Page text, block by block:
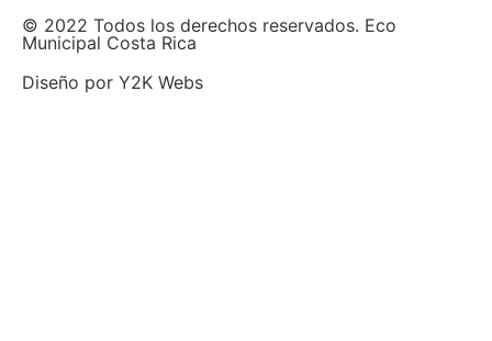
© 2022 Todos los derechos reservados. Eco
Municipal Costa Rica
Diseño por Y2K Webs